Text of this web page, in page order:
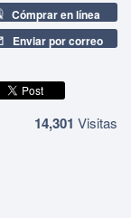
Cómprar en línea
Enviar por correo
14,301 Visitas